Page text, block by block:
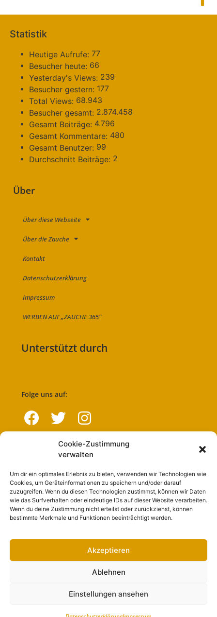
Cookie-Zustimmung
verwalten
Um dir ein optimales Erlebnis zu bieten, verwenden wir Technologien wie
Cookies, um Geräteinformationen zu speichern und/oder darauf
zuzugreifen. Wenn du diesen Technologien zustimmst, können wir Daten
wie das Surfverhalten oder eindeutige IDs auf dieser Website verarbeiten.
Wenn du deine Zustimmung nicht erteilst oder zurückziehst, können
bestimmte Merkmale und Funktionen beeinträchtigt werden.
Akzeptieren
Ablehnen
Einstellungen ansehen
Statistik
Heutige Aufrufe: 77
Besucher heute: 66
Yesterday's Views: 239
Besucher gestern: 177
Total Views: 68.943
Besucher gesamt: 2.874.458
Gesamt Beiträge: 4.796
Gesamt Kommentare: 480
Gesamt Benutzer: 99
Durchschnitt Beiträge: 2
Über
Über diese Webseite
Über die Zauche
Kontakt
Datenschutzerklärung
Impressum
WERBEN AUF „ZAUCHE 365“
Unterstützt durch
Folge uns auf:
Navigation
Start
Nutzungsbedingungen
Abo
Kontakt